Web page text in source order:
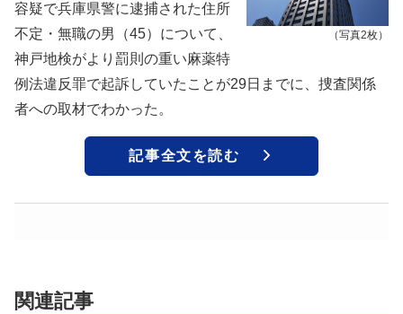
（写真2枚）
容疑で兵庫県警に逮捕された住所
不定・無職の男（45）について、
神戸地検がより罰則の重い麻薬特
例法違反罪で起訴していたことが29日までに、捜査関係
者への取材でわかった。
記事全文を読む
関連記事